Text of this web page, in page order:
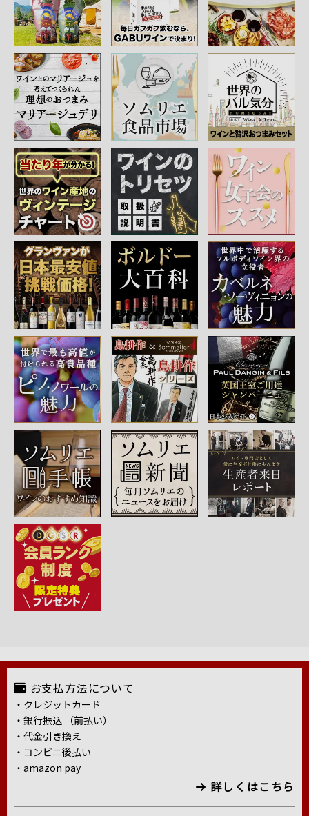
お支払方法について
・クレジットカード
・銀行振込 （前払い）
・代金引き換え
・コンビニ後払い
・amazon pay
詳しくはこちら